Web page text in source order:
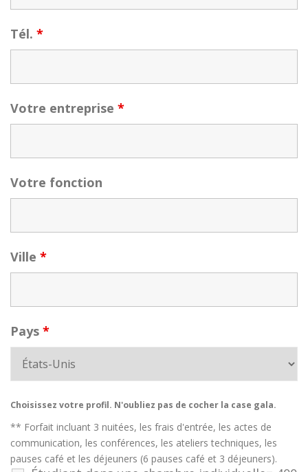
Tél. *
Votre entreprise *
Votre fonction
Ville *
Pays *
Choisissez votre profil. N'oubliez pas de cocher la case gala.
** Forfait incluant 3 nuitées, les frais d'entrée, les actes de
communication, les conférences, les ateliers techniques, les
pauses café et les déjeuners (6 pauses café et 3 déjeuners).